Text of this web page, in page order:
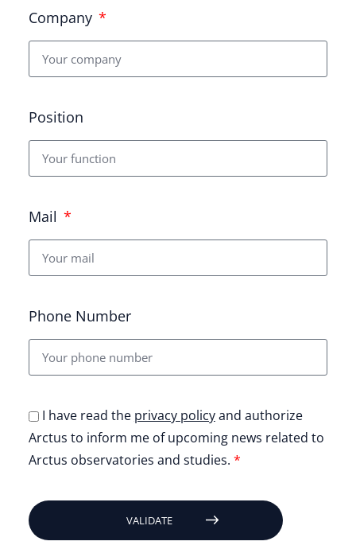
Company
Position
Mail
Phone Number
I have read the privacy policyand authorize
Arctus to inform me of upcoming news related to
Arctus observatories and studies. *
VALIDATE